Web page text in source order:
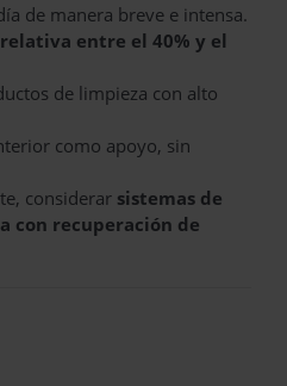
de manera breve e intensa.
entre el 40% y el
de limpieza con alto
como apoyo, sin
considerar sistemas de
con recuperación de